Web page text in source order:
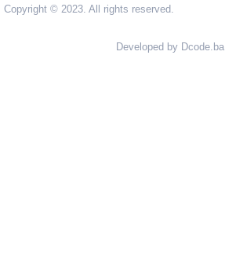
Copyright © 2023. All rights reserved.
Developed by Dcode.ba